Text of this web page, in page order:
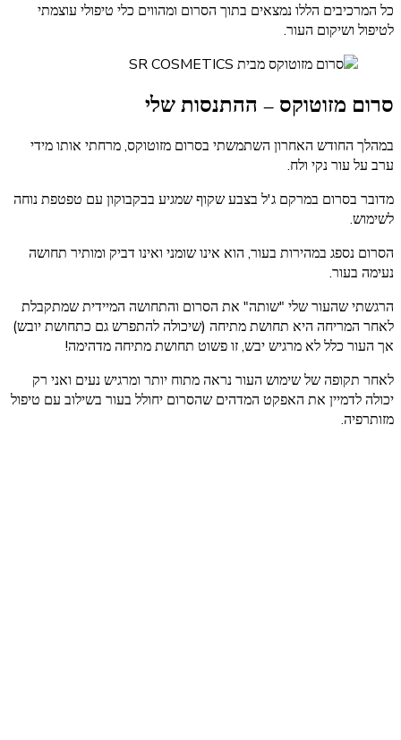
כל המרכיבים הללו נמצאים בתוך הסרום ומהווים כלי טיפולי עוצמתי
לטיפול ושיקום העור.
סרום מזוטוקס – ההתנסות שלי
במהלך החודש האחרון השתמשתי בסרום מזוטוקס, מרחתי אותו מידי
ערב על עור נקי ולח.
מדובר בסרום במרקם ג'ל בצבע שקוף שמגיע בבקבוקון עם טפטפת נוחה
לשימוש.
הסרום נספג במהירות בעור, הוא אינו שומני ואינו דביק ומותיר תחושה
נעימה בעור.
הרגשתי שהעור שלי "שותה" את הסרום והתחושה המיידית שמתקבלת
לאחר המריחה היא תחושת מתיחה (שיכולה להתפרש גם כתחושת יובש)
אך העור כלל לא מרגיש יבש, זו פשוט תחושת מתיחה מדהימה!
לאחר תקופה של שימוש העור נראה מתוח יותר ומרגיש נעים ואני רק
יכולה לדמיין את האפקט המדהים שהסרום יחולל בעור בשילוב עם טיפול
מזותרפיה.